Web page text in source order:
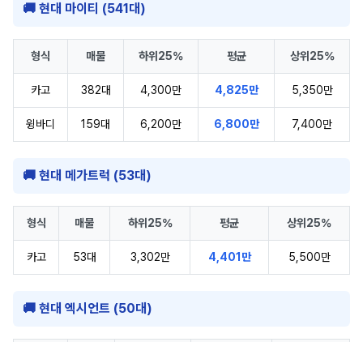
🚚 현대 마이티 (541대)
형식 매물 하위25% 평균 상위25%
카고 382대 4,300만 4,825만 5,350만
윙바디 159대 6,200만 6,800만 7,400만
🚚 현대 메가트럭 (53대)
형식 매물 하위25% 평균 상위25%
카고 53대 3,302만 4,401만 5,500만
🚚 현대 엑시언트 (50대)